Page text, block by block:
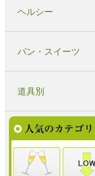
ヘルシー
パン・スイーツ
道具別